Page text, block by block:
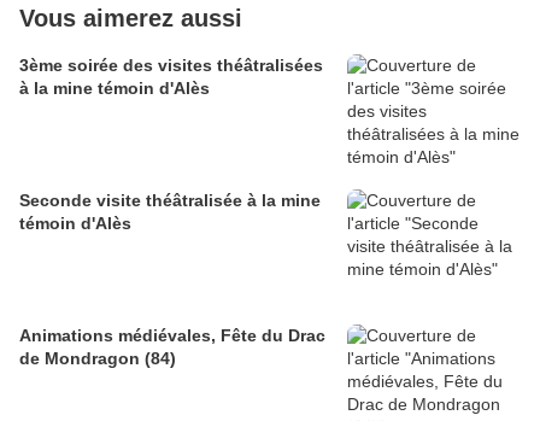
Vous aimerez aussi
3ème soirée des visites théâtralisées
à la mine témoin d'Alès
Seconde visite théâtralisée à la mine
témoin d'Alès
Animations médiévales, Fête du Drac
de Mondragon (84)